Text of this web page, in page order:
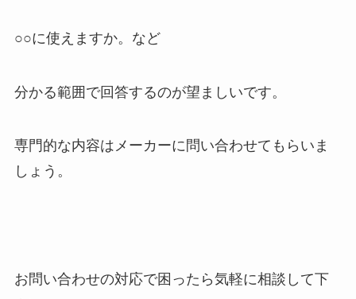
○○に使えますか。など
分かる範囲で回答するのが望ましいです。
専門的な内容はメーカーに問い合わせてもらいま
しょう。
お問い合わせの対応で困ったら気軽に相談して下